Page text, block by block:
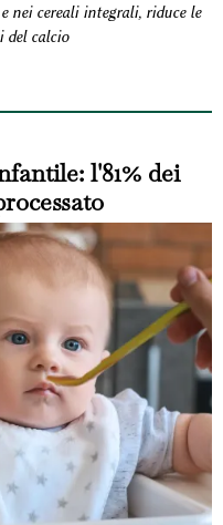
nei cereali integrali, riduce le
del calcio
l'81% dei